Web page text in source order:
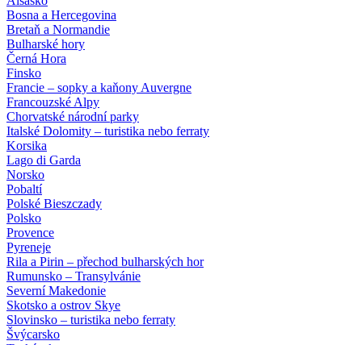
Bosna a Hercegovina
Bretaň a Normandie
Bulharské hory
Černá Hora
Finsko
Francie – sopky a kaňony Auvergne
Francouzské Alpy
Chorvatské národní parky
Italské Dolomity – turistika nebo ferraty
Korsika
Lago di Garda
Norsko
Pobaltí
Polské Bieszczady
Polsko
Provence
Pyreneje
Rila a Pirin – přechod bulharských hor
Rumunsko – Transylvánie
Severní Makedonie
Skotsko a ostrov Skye
Slovinsko – turistika nebo ferraty
Švýcarsko